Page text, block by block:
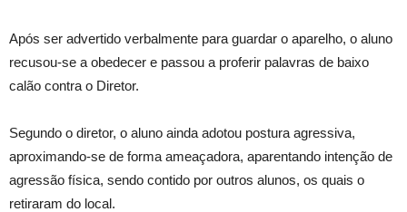
Após ser advertido verbalmente para guardar o aparelho, o aluno
recusou-se a obedecer e passou a proferir palavras de baixo
calão contra o Diretor.
Segundo o diretor, o aluno ainda adotou postura agressiva,
aproximando-se de forma ameaçadora, aparentando intenção de
agressão física, sendo contido por outros alunos, os quais o
retiraram do local.